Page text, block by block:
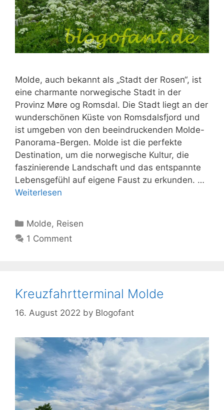
Molde, auch bekannt als „Stadt der Rosen“, ist
eine charmante norwegische Stadt in der
Provinz Møre og Romsdal. Die Stadt liegt an der
wunderschönen Küste von Romsdalsfjord und
ist umgeben von den beeindruckenden Molde-
Panorama-Bergen. Molde ist die perfekte
Destination, um die norwegische Kultur, die
faszinierende Landschaft und das entspannte
Lebensgefühl auf eigene Faust zu erkunden. …
Weiterlesen
Kategorien
Molde, Reisen
1 Comment
Kreuzfahrtterminal Molde
16. August 2022 by Blogofant